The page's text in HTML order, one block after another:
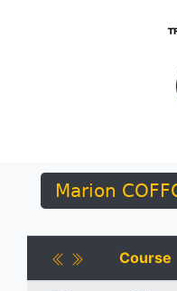
Marion
Course